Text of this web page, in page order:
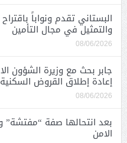
البستاني تقدم ونواباً
والتمثيل في مجال التأمين
08/06/2026
جابر بحث مع وزيرة الشؤون
إعادة إطلاق القروض السكنية
08/06/2026
بعد انتحالها صفة
الامن